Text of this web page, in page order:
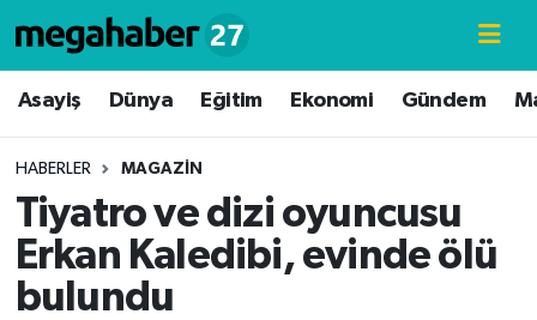
Asayiş Dünya Eğitim Ekonomi Gündem
HABERLER MAGAZIN
Tiyatro ve dizi oyuncusu
Erkan Kaledibi, evinde ölü
bulundu
Hava Durumu
Süper Lig Puan Durumu ve Fikstür
Tüm Manşetler